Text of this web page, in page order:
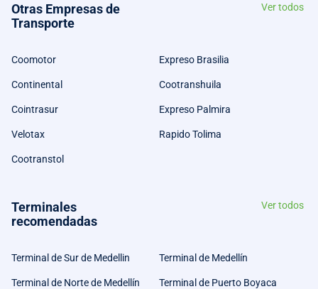
Otras Empresas de
Transporte
Ver todos
Coomotor Expreso Brasilia
Continental Cootranshuila
Cointrasur Expreso Palmira
Velotax Rapido Tolima
Cootranstol
Terminales
recomendadas
Ver todos
Terminal de Sur de Medellin Terminal de Medellín
Terminal de Norte de Medellín Terminal de Puerto Boyaca